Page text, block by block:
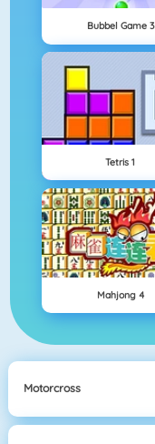
Bubbel Game 3
Tetris 1
Mahjong 4
Motorcross